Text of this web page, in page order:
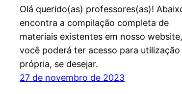
Olá querido(as) professores(as)!
encontra a compilação completa de
materiais existentes em nosso
você poderá ter acesso para utilização
própria, se desejar.
27 de novembro de 2023